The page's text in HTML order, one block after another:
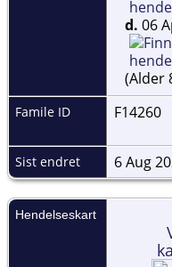
d. 06
(Alder
Famile ID F14260
Sist endret 6 Aug
Hendelseskart